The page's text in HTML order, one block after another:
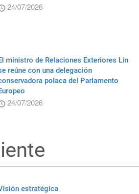
24/07/2026
ministro de Relaciones Exteriores Lin
reúne con una delegación
polaca del Parlamento
24/07/2026
estratégica